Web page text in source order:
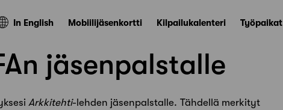
In English Mobiilijäsenkortti Kilpailukalenteri Työpaikat
jäsenpalstalle
Arkkitehti-lehden jäsenpalstalle. Tähdellä merkityt